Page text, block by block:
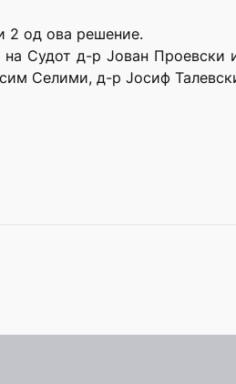
2 од ова решение.
на Судот д-р Јован
Селими, д-р Јосиф